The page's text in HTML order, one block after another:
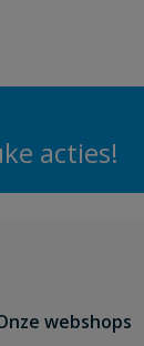
acties!
webshops